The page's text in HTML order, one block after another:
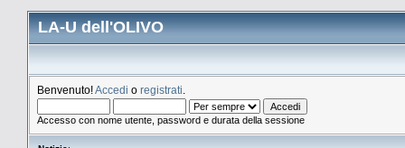
LA-U dell'OLIVO
Benvenuto!Accedi o registrati
Accesso con nome utente, password e durata della sessione